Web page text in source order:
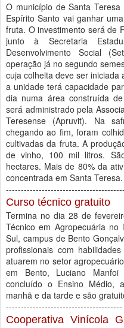
O município de Santa
Espírito Santo vai ganhar
fruta. O investimento será de
junto à Secretaria
Desenvolvimento Social
operação já no segundo
cuja colheita deve ser
a unidade terá capacidade
dia numa área construída
será administrado pela
Teresense (Apruvit). Na
chegando ao fim, foram
cultivadas da fruta. A
de vinho, 100 mil litros.
hectares. Mais de 80% da
concentrada em Santa Teresa.
----------------------------------------
Curso técnico gratuito
Termina no dia 28 de
Técnico em Agropecuária
Sul, campus de Bento
profissionais com
atuarem no setor
em Bento, Luciano
concluído o Ensino Médio,
manhã e da tarde e são
---------------------------------------
Cooperativa Vinícola